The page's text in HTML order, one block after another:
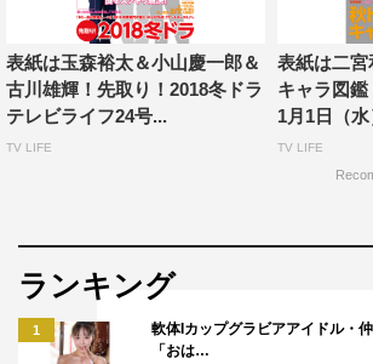
Hey!Say!JUMP 3大特集
知念侑李
in『世界体操カナダ2017』
『いただきハイジャンプ』
LIVE REPORT
1/0 Anniversary Tour 2017@横浜アリーナ
Kis-My-Ft2
表紙は玉森裕太＆小山慶一郎＆
古川雄輝！先取り！2018冬ドラ
テレビライフ24号...
TV LIFE
表紙は二宮
キャラ図
1月1日（
TV LIFE
ランキング
1
軟体Iカップグラビアアイドル・
「おは…